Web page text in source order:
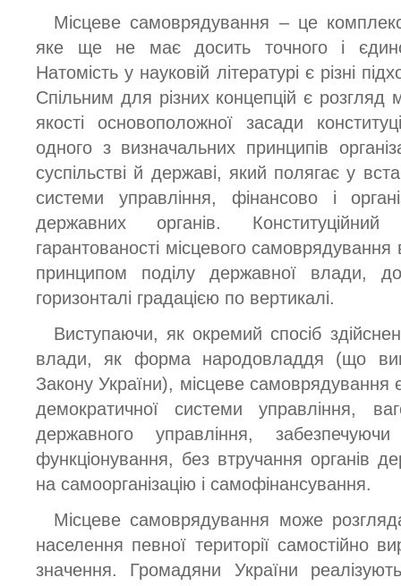
Місцеве самоврядування – це
яке ще не має досить точного і
Натомість у науковій літературі є різні
Спільним для різних концепцій є розгляд
якості основоположної засади
одного з визначальних принципів
суспільстві й державі, який полягає у
системи управління, фінансово і
державних органів.
гарантованості місцевого самоврядування
принципом поділу державної влади,
горизонталі градацією по вертикалі.
Виступаючи, як окремий спосіб
влади, як форма народовладдя (що
Закону України), місцеве самоврядування
демократичної системи управління,
державного управління, забезпечуючи
функціонування, без втручання органів
на самоорганізацію і самофінансування.
Місцеве самоврядування може
населення певної території самостійно
значення. Громадяни України